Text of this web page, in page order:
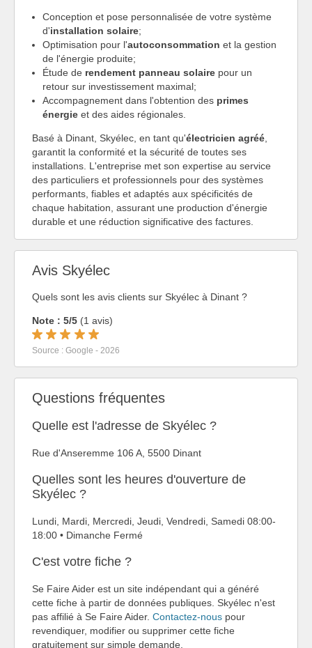
Conception et pose personnalisée de votre système
d'installation solaire;
Optimisation pour l'autoconsommation et la gestion
de l'énergie produite;
Étude de rendement panneau solaire pour un
retour sur investissement maximal;
Accompagnement dans l'obtention des primes
énergie et des aides régionales.
Basé à Dinant, Skyélec, en tant qu'électricien agréé
garantit la conformité et la sécurité de toutes ses
installations. L'entreprise met son expertise au service
des particuliers et professionnels pour des systèmes
performants, fiables et adaptés aux spécificités de
chaque habitation, assurant une production d'énergie
durable et une réduction significative des factures.
Avis Skyélec
Quels sont les avis clients sur Skyélec à Dinant ?
Note : 5/5 (1 avis)
Source : Google - 2026
Questions fréquentes
Quelle est l'adresse de Skyélec ?
Rue d'Anseremme 106 A, 5500 Dinant
Quelles sont les heures d'ouverture de
Skyélec ?
Lundi, Mardi, Mercredi, Jeudi, Vendredi, Samedi 08:00-
18:00 • Dimanche Fermé
C'est votre fiche ?
Se Faire Aider est un site indépendant qui a généré
cette fiche à partir de données publiques. Skyélec n'est
pas affilié à Se Faire Aider. Contactez-nous pour
revendiquer, modifier ou supprimer cette fiche
gratuitement sur simple demande.